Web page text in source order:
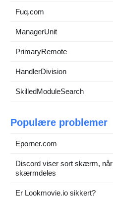
Fuq.com
ManagerUnit
PrimaryRemote
HandlerDivision
SkilledModuleSearch
Populære problemer
Eporner.com
Discord viser sort skærm, når
skærmdeles
Er Lookmovie.io sikkert?